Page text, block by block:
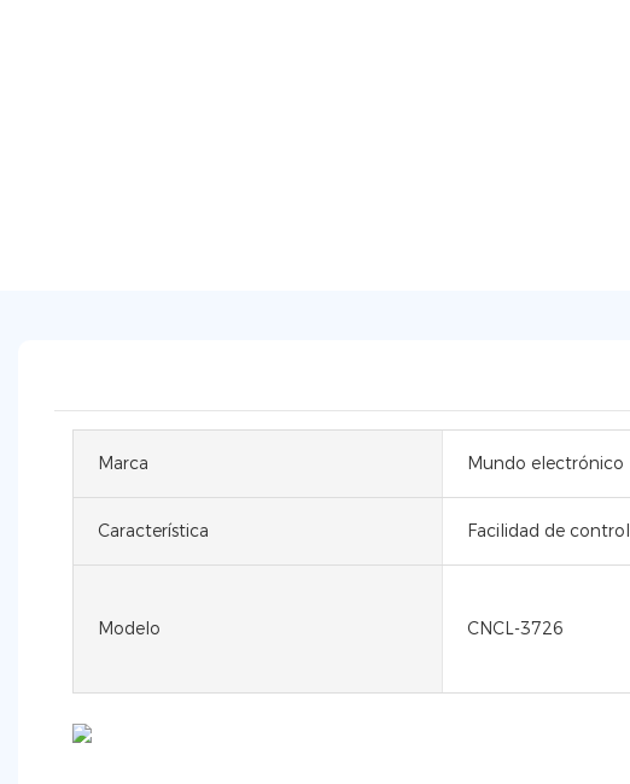
Marca Mundo electrónico
Característica Facilidad de control
Modelo CNCL-3726